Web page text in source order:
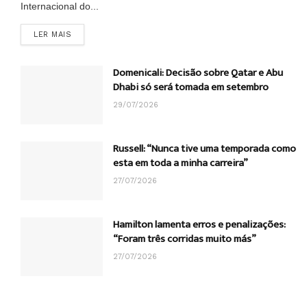
Internacional do...
LER MAIS
Domenicali: Decisão sobre Qatar e Abu
Dhabi só será tomada em setembro
29/07/2026
Russell: “Nunca tive uma temporada como
esta em toda a minha carreira”
27/07/2026
Hamilton lamenta erros e penalizações:
“Foram três corridas muito más”
27/07/2026